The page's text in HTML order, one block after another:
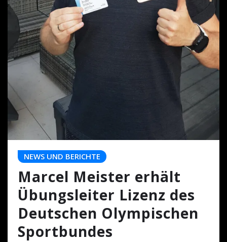
NEWS UND BERICHTE
Marcel Meister erhält
Übungsleiter Lizenz des
Deutschen Olympischen
Sportbundes